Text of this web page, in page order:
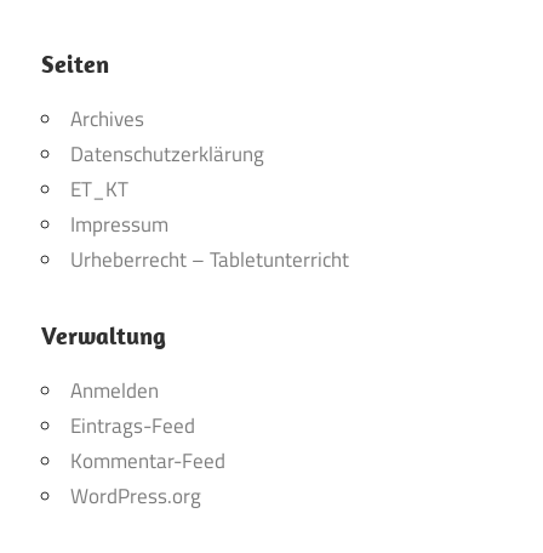
Seiten
Archives
Datenschutzerklärung
ET_KT
Impressum
Urheberrecht – Tabletunterricht
Verwaltung
Anmelden
Eintrags-Feed
Kommentar-Feed
WordPress.org